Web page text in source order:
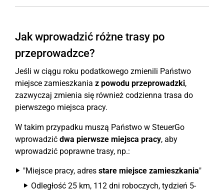
Jak wprowadzić różne trasy po
przeprowadzce?
Jeśli w ciągu roku podatkowego zmienili Państwo
miejsce zamieszkania z powodu przeprowadzki,
zazwyczaj zmienia się również codzienna trasa do
pierwszego miejsca pracy.
W takim przypadku muszą Państwo w SteuerGo
wprowadzić dwa pierwsze miejsca pracy, aby
wprowadzić poprawne trasy, np.:
"Miejsce pracy, adres stare miejsce zamieszkania"
Odległość 25 km, 112 dni roboczych, tydzień 5-